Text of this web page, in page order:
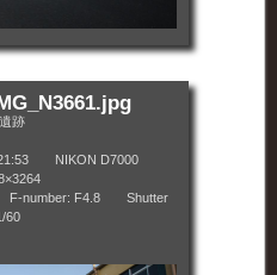
跡
NIKON D7000
F4.8 Shutter
60